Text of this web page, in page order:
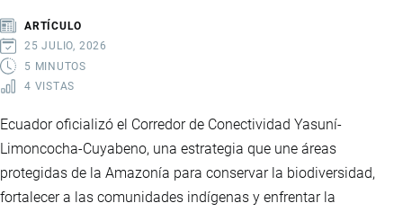
LOS
RÍOS
Y
ARTÍCULO
25 JULIO, 2026
5 MINUTOS
4 VISTAS
Ecuador oficializó el Corredor de Conectividad Yasuní-
Limoncocha-Cuyabeno, una estrategia que une áreas
protegidas de la Amazonía para conservar la biodiversidad,
fortalecer a las comunidades indígenas y enfrentar la